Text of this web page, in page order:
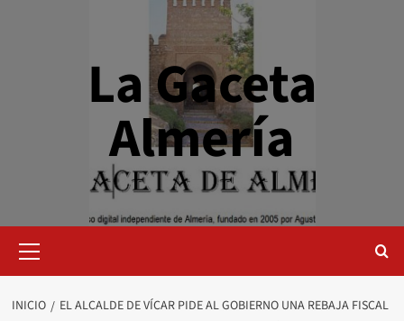
La Gaceta
Almería
primario
INICIO
EL ALCALDE DE VÍCAR PIDE AL GOBIERNO UNA REBAJA FISCAL